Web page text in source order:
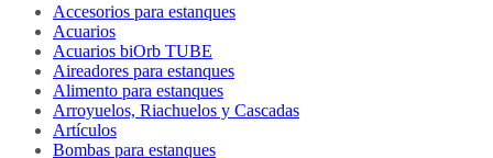
Accesorios para estanques
Acuarios
Acuarios biOrb TUBE
Aireadores para estanques
Alimento para estanques
Arroyuelos, Riachuelos y Cascadas
Artículos
Bombas para estanques